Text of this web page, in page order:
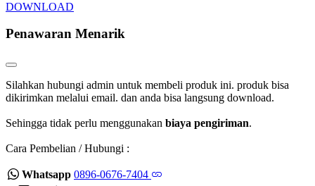
DOWNLOAD
Penawaran Menarik
Silahkan hubungi admin untuk membeli produk ini. produk bisa
dikirimkan melalui email. dan anda bisa langsung download.
Sehingga tidak perlu menggunakan biaya pengiriman.
Cara Pembelian / Hubungi :
Whatsapp 0896-0676-7404